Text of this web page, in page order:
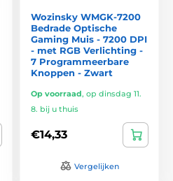
Wozinsky WMGK-7200
Bedrade Optische
Gaming Muis - 7200 DPI
- met RGB Verlichting -
7 Programmeerbare
Knoppen - Zwart
Op voorraad, op dinsdag 11.
8. bij u thuis
€14,33
Vergelijken